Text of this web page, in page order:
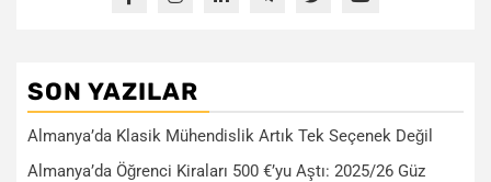
SON YAZILAR
Almanya’da Klasik Mühendislik Artık Tek Seçenek Değil
Almanya’da Öğrenci Kiraları 500 €’yu Aştı: 2025/26 Güz